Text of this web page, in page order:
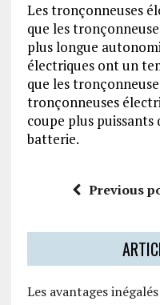
Les tronçonneuses
que les
plus longue
électriques ont un
que les
tronçonneuses
coupe plus puissants
batterie.
Previous
Les avantages